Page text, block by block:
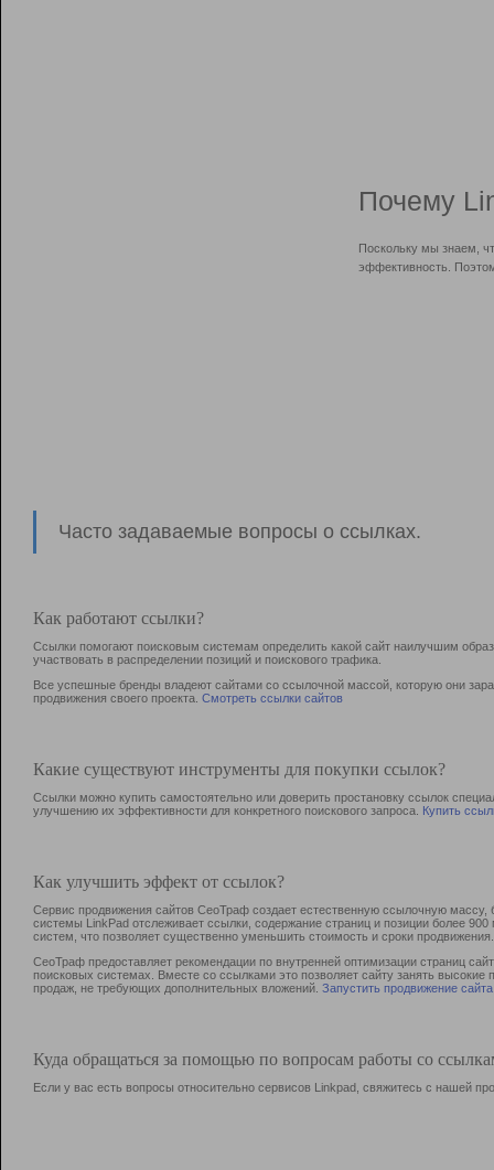
Почему
Поскольку мы знаем,
эффективность.
Часто задаваемые вопросы о ссылках.
Как работают ссылки?
Ссылки помогают поисковым системам определить какой сайт наилучшим
участвовать в раcпределении позиций и поискового трафика.
Все успешные бренды владеют сайтами со ссылочной массой, которую они
продвижения своего проекта. Смотреть ссылки сайтов
Какие существуют инструменты для покупки ссылок?
Ссылки можно купить самостоятельно или доверить простановку ссылок
улучшению их эффективности для конкретного поискового запроса. Купить
Как улучшить эффект от ссылок?
Сервис продвижения сайтов СеоТраф создает естественную ссылочную
системы LinkPad отслеживает ссылки, содержание страниц и позиции более
систем, что позволяет существенно уменьшить стоимость и сроки продвижения.
СеоТраф предоставляет рекомендации по внутренней оптимизации страниц
поисковых системах. Вместе со ссылками это позволяет сайту занять
продаж, не требующих дополнительных вложений. Запустить продвижение сайта
Куда обращаться за помощью по вопросам работы со
Если у вас есть вопросы относительно сервисов Linkpad, свяжитесь с нашей